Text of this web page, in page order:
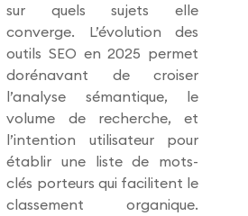
sur quels sujets elle
converge. L’évolution des
outils SEO en 2025 permet
dorénavant de croiser
l’analyse sémantique, le
volume de recherche, et
l’intention utilisateur pour
établir une liste de mots-
clés porteurs qui facilitent le
classement organique.